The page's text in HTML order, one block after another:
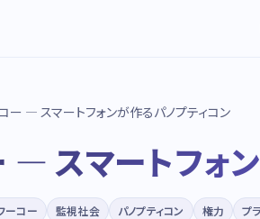
ー — スマートフォンが作るパノプティコン
スマートフォ
ーコー 監視社会 パノプティコン 権力 プ